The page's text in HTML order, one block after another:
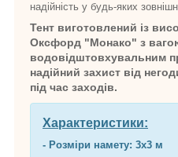
надійність у будь-яких
Тент виготовлений із
Оксфорд "Монако" з
водовідштовхувальним
надійний захист від
під час заходів.
Характеристики:
- Розміри намету: 3х3 м